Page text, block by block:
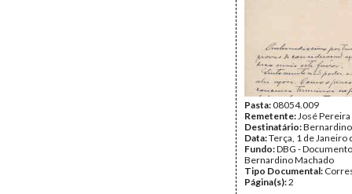
Pasta:08054.009
Remetente:José Pereira
Destinatário:
Data:Terça, 1 de Janeiro
Fundo:DBG -
Bernardino Machado
Tipo Documental:
Página(s):2